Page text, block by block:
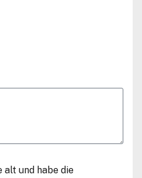
alt und habe die